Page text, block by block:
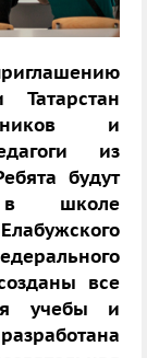
Татарстан
и
из
будут
в школе
все
учебы и